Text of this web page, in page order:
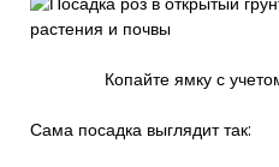
Копайте ямку с
Сама посадка выглядит так: